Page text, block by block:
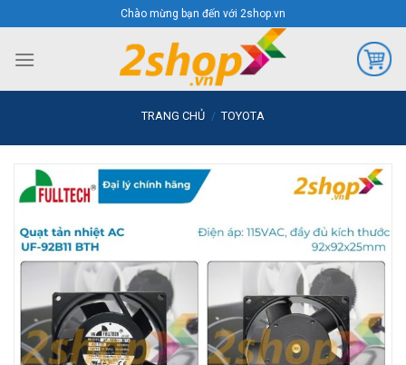
to
content
Chào mừng bạn đến với 2shop.vn
TRANG CHỦ / TOYOTA